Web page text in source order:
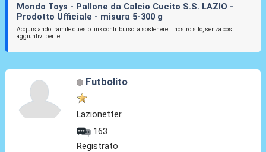
Mondo Toys - Pallone da Calcio Cucito S.S. LAZIO -
Prodotto Ufficiale - misura 5-300 g
Acquistando tramite questo link contribuisci a sostenere il nostro sito, senza costi
aggiuntivi per te.
Futbolito
Lazionetter
163
Registrato